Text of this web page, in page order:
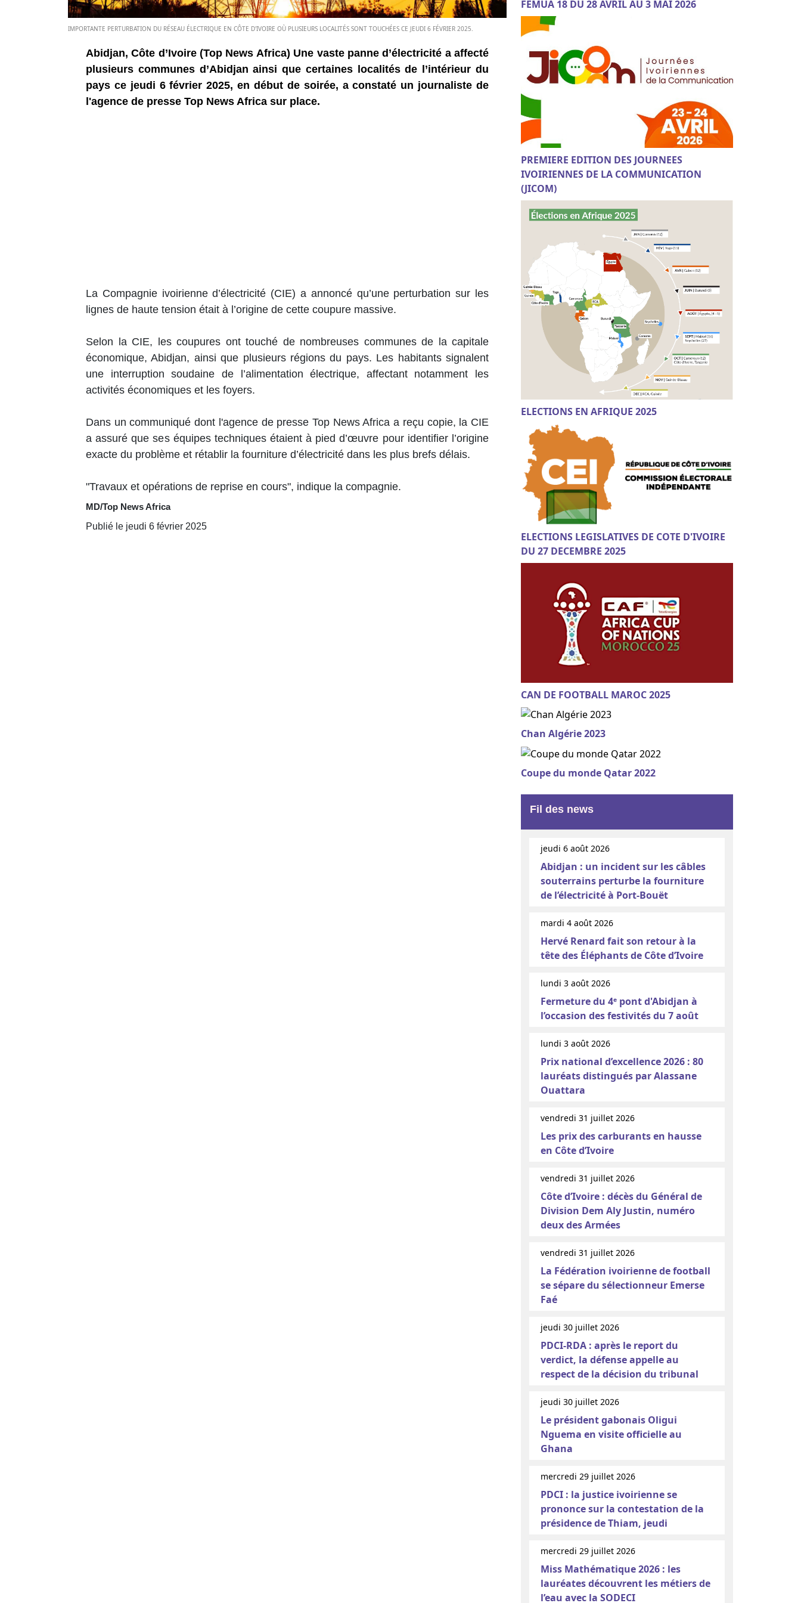
IMPORTANTE PERTURBATION DU RÉSEAU ÉLECTRIQUE EN CÔTE D'IVOIRE OÙ PLUSIEURS LOCALITÉS SONT TOUCHÉES CE JEUDI 6 FÉVRIER 2025.
Abidjan, Côte d’Ivoire (Top News Africa) Une vaste panne d’électricité a affecté
plusieurs communes d’Abidjan ainsi que certaines localités de l’intérieur du
pays ce jeudi 6 février 2025, en début de soirée, a constaté un journaliste de
l'agence de presse Top News Africa sur place.
La Compagnie ivoirienne d’électricité (CIE) a annoncé qu’une perturbation sur les
lignes de haute tension était à l’origine de cette coupure massive.
Selon la CIE, les coupures ont touché de nombreuses communes de la capitale
économique, Abidjan, ainsi que plusieurs régions du pays. Les habitants signalent
une interruption soudaine de l’alimentation électrique, affectant notamment les
activités économiques et les foyers.
Dans un communiqué dont l'agence de presse Top News Africa a reçu copie, la CIE
a assuré que ses équipes techniques étaient à pied d’œuvre pour identifier l’origine
exacte du problème et rétablir la fourniture d’électricité dans les plus brefs délais.
"Travaux et opérations de reprise en cours", indique la compagnie.
MD/Top News Africa
Publié le jeudi 6 février 2025
FEMUA 18 DU 28 AVRIL AU 3 MAI 2026
PREMIERE EDITION DES JOURNEES
IVOIRIENNES DE LA COMMUNICATION
(JICOM)
ELECTIONS EN AFRIQUE 2025
ELECTIONS LEGISLATIVES DE COTE D'IVOIRE
DU 27 DECEMBRE 2025
CAN DE FOOTBALL MAROC 2025
Chan Algérie 2023
Coupe du monde Qatar 2022
Fil des news
jeudi 6 août 2026
Abidjan : un incident sur les câbles
souterrains perturbe la fourniture
de l’électricité à Port-Bouët
mardi 4 août 2026
Hervé Renard fait son retour à la
tête des Éléphants de Côte d’Ivoire
lundi 3 août 2026
Fermeture du 4ᵉ pont d'Abidjan à
l’occasion des festivités du 7 août
lundi 3 août 2026
Prix national d’excellence 2026 : 80
lauréats distingués par Alassane
Ouattara
vendredi 31 juillet 2026
Les prix des carburants en hausse
en Côte d’Ivoire
vendredi 31 juillet 2026
Côte d’Ivoire : décès du Général de
Division Dem Aly Justin, numéro
deux des Armées
vendredi 31 juillet 2026
La Fédération ivoirienne de football
se sépare du sélectionneur Emerse
Faé
jeudi 30 juillet 2026
PDCI-RDA : après le report du
verdict, la défense appelle au
respect de la décision du tribunal
jeudi 30 juillet 2026
Le président gabonais Oligui
Nguema en visite officielle au
Ghana
mercredi 29 juillet 2026
PDCI : la justice ivoirienne se
prononce sur la contestation de la
présidence de Thiam, jeudi
mercredi 29 juillet 2026
Miss Mathématique 2026 : les
lauréates découvrent les métiers de
l’eau avec la SODECI